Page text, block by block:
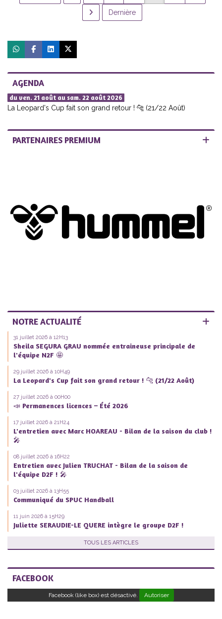
Dernière
AGENDA
du ven. 21 août au sam. 22 août 2026
La Leopard's Cup fait son grand retour ! 🐆 (21/22 Août)
PARTENAIRES PREMIUM
NOTRE ACTUALITÉ
31 juillet 2026 à 12H13
Sheila SEGURA GRAU nommée entraineuse principale de
l'équipe N2F 🤩
29 juillet 2026 à 10H49
La Leopard's Cup fait son grand retour ! 🐆 (21/22 Août)
27 juillet 2026 à 00H00
📣 Permanences licences – Été 2026
17 juillet 2026 à 21H24
L'entretien avec Marc HOAREAU - Bilan de la saison du club !
🎤
08 juillet 2026 à 16H22
Entretien avec Julien TRUCHAT - Bilan de la saison de
l'équipe D2F ! 🎤
03 juillet 2026 à 13H55
Communiqué du SPUC Handball
11 juin 2026 à 15H29
Juliette SERAUDIE-LE QUERE intègre le groupe D2F !
TOUS LES ARTICLES
FACEBOOK
Facebook (like box) est désactivé. Autoriser